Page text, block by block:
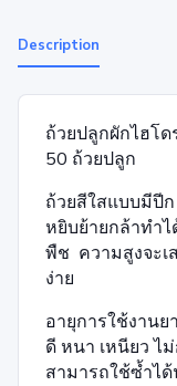
Description
ถ้วยปลูกผักไฮโ
50 ถ้วยปลูก
ถ้วยสีใสแบบมีปี
หยิบย้ายกล้าทำ
พืช ความสูงจะเ
ง่าย
อายุการใช้งาน
ดี หนา เหนียว ไ
สามารถใช้ซ้ำไ